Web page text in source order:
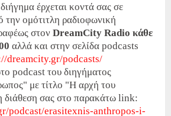
έρχεται κοντά σας σε
την ομότιτλη ραδιοφωνική
στον DreamCity Radio κάθε
αλλά και στην σελίδα podcasts
dreamcity.gr/podcasts/
podcast του διηγήματος
με τίτλο "Η αρχή του
διάθεση σας στο παρακάτω link:
podcast/erasitexnis-anthropos-i-